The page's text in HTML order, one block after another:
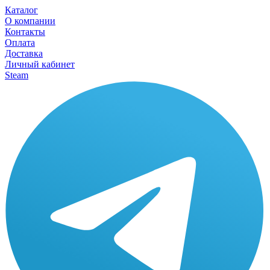
Каталог
О компании
Контакты
Оплата
Доставка
Личный кабинет
Steam